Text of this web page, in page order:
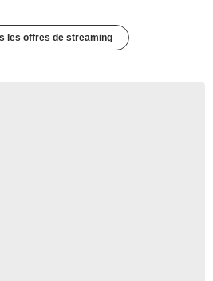
les offres de streaming